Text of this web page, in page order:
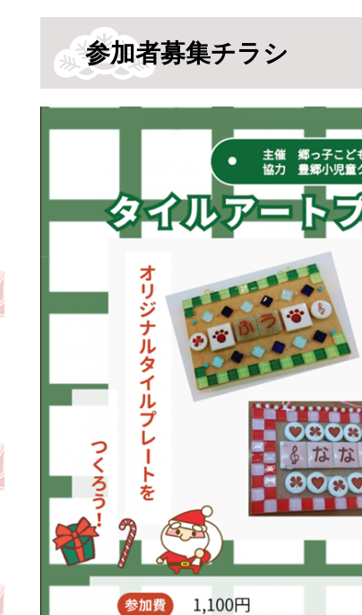
参加者募集チラシ